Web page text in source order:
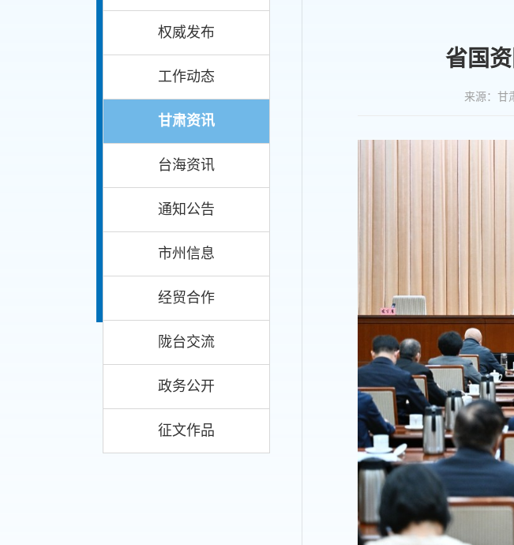
权威发布
工作动态
甘肃资讯
台海资讯
通知公告
市州信息
经贸合作
陇台交流
政务公开
征文作品
省国
来源：